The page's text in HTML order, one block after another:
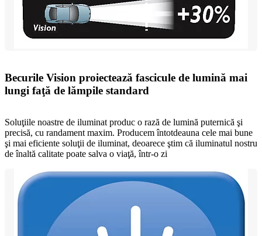
Becurile Vision proiectează fascicule de lumină mai
lungi faţă de lămpile standard
Soluţiile noastre de iluminat produc o rază de lumină puternică şi
precisă, cu randament maxim. Producem întotdeauna cele mai bune
şi mai eficiente soluţii de iluminat, deoarece ştim că iluminatul nostru
de înaltă calitate poate salva o viaţă, într-o zi